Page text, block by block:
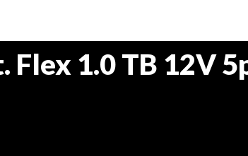
Flex 1.0 TB 12V